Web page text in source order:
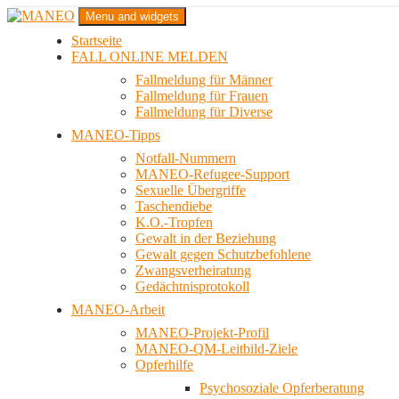
Zum
MANEO
Das schwule Anti-Gewalt-Projekt in Berlin
Menu and widgets
Startseite
FALL ONLINE MELDEN
Fallmeldung für Männer
Fallmeldung für Frauen
Fallmeldung für Diverse
MANEO-Tipps
Notfall-Nummern
MANEO-Refugee-Support
Sexuelle Übergriffe
Taschendiebe
K.O.-Tropfen
Gewalt in der Beziehung
Gewalt gegen Schutzbefohlene
Zwangsverheiratung
Gedächtnisprotokoll
MANEO-Arbeit
MANEO-Projekt-Profil
MANEO-QM-Leitbild-Ziele
Opferhilfe
Psychosoziale Opferberatung